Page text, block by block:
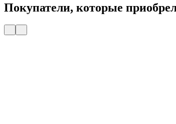
Покупатели, которые